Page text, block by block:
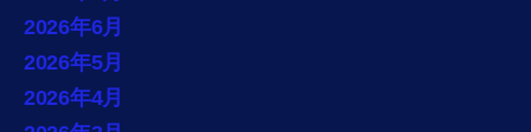
2026年6月
2026年5月
2026年4月